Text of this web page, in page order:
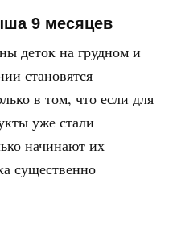
9 месяцев
деток на грудном и
становятся
в том, что если для
уже стали
начинают их
существенно